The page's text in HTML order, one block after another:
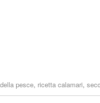
pesce, ricetta calamari,